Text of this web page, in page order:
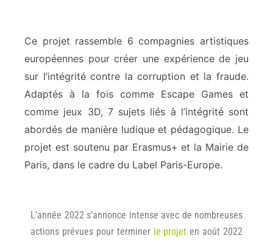
Ce projet rassemble 6 compagnies artistiques
européennes pour créer une expérience de jeu
sur l’intégrité contre la corruption et la fraude.
Adaptés à la fois comme Escape Games et
comme jeux 3D, 7 sujets liés à l’intégrité sont
abordés de manière ludique et pédagogique. Le
projet est soutenu par Erasmus+ et la Mairie de
Paris, dans le cadre du Label Paris-Europe.
L’année 2022 s’annonce intense avec de nombreuses
actions prévues pour terminer le projet en août 2022